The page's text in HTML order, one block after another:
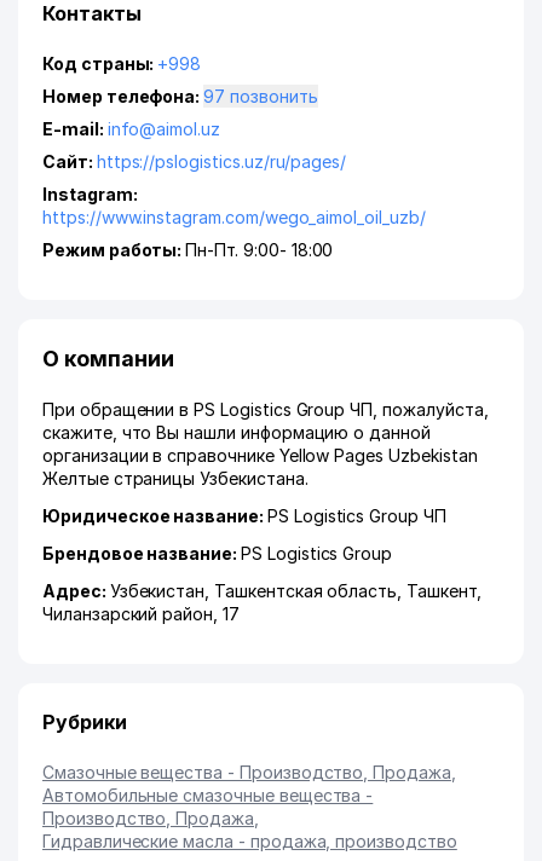
Контакты
Код страны: +998
Номер телефона:
97 позвонить
E-mail: info@aimol.uz
Сайт: https://pslogistics.uz/ru/pages/
Instagram:
https://www.instagram.com/wego_aimol_oil_uzb/
Режим работы:Пн-Пт. 9:00- 18:00
О компании
При обращении в PS Logistics Group ЧП, пожалуйста,
скажите, что Вы нашли информацию о данной
организации в справочнике Yellow Pages Uzbekistan
Желтые страницы Узбекистана.
Юридическое название: PS Logistics Group ЧП
Брендовое название: PS Logistics Group
Адрес: Узбекистан, Ташкентская область Ташкент,
Чиланзарский район , 17
Рубрики
Смазочные вещества - Производство, Продажа
Автомобильные смазочные вещества -
Производство, Продажа
Гидравлические масла - продажа, производство